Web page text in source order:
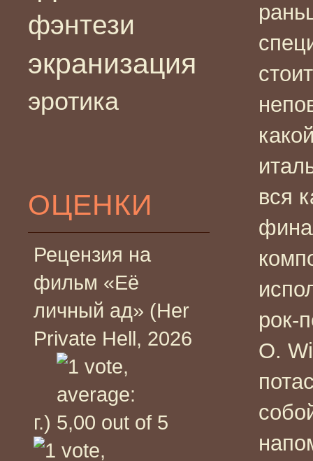
фэнтези
экранизация
эротика
ОЦЕНКИ
Рецензия на
фильм «Её
личный ад» (Her
Private Hell, 2026
г.)
вся
рок-
O.